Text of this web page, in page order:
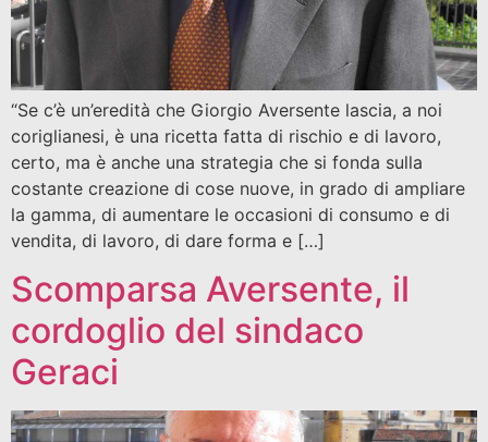
“Se c’è un’eredità che Giorgio Aversente lascia, a noi
coriglianesi, è una ricetta fatta di rischio e di lavoro,
certo, ma è anche una strategia che si fonda sulla
costante creazione di cose nuove, in grado di ampliare
la gamma, di aumentare le occasioni di consumo e di
vendita, di lavoro, di dare forma e […]
Scomparsa Aversente, il
cordoglio del sindaco
Geraci